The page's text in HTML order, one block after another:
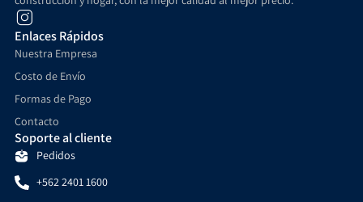
Enlaces Rápidos
Nuestra Empresa
Costo de Envío
Formas de Pago
Contacto
Soporte al cliente
Pedidos
+562 2401 1600